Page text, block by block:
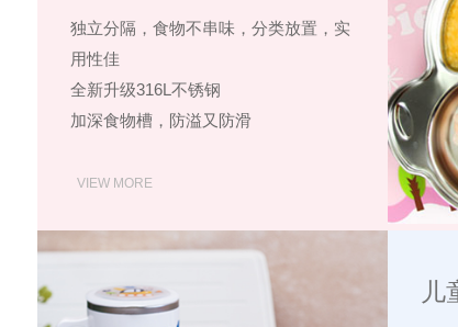
独立分隔，食物不串味，分类放置，实
用性佳
全新升级316L不锈钢
加深食物槽，防溢又防滑
VIEW MORE
儿